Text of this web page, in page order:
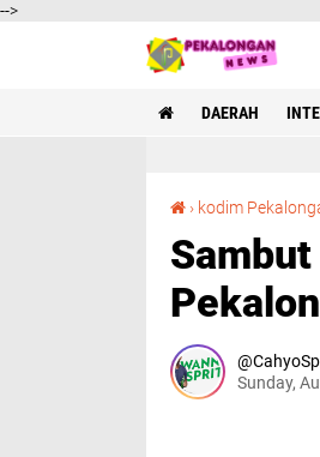
-->
DAERAH
› kodim
Sunday,